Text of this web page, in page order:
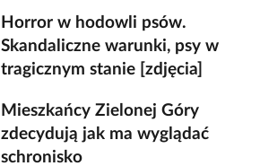
Horror w hodowli psów.
Skandaliczne warunki, psy w
tragicznym stanie [zdjęcia]
Mieszkańcy Zielonej Góry
zdecydują jak ma wyglądać
schronisko